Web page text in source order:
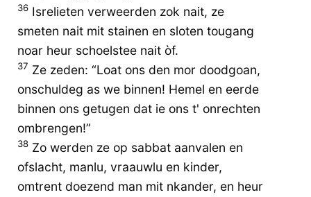
36 Isrelieten verweerden zok nait, ze
smeten nait mit stainen en sloten tougang
noar heur schoelstee nait òf.
37 Ze zeden: “Loat ons den mor doodgoan,
onschuldeg as we binnen! Hemel en eerde
binnen ons getugen dat ie ons t' onrechten
ombrengen!”
38 Zo werden ze op sabbat aanvalen en
ofslacht, manlu, vraauwlu en kinder,
omtrent doezend man mit nkander, en heur